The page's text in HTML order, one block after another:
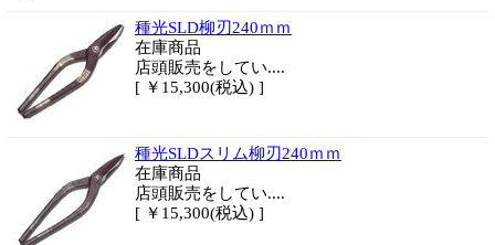
種光SLD柳刃240ｍｍ
在庫商品
店頭販売をしてい....
[ ￥15,300(税込) ]
種光SLDスリム柳刃240ｍｍ
在庫商品
店頭販売をしてい....
[ ￥15,300(税込) ]